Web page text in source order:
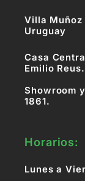
Villa
Uruguay
Casa
Emilio Reus.
Showroom
1861.
Horarios:
Lunes a